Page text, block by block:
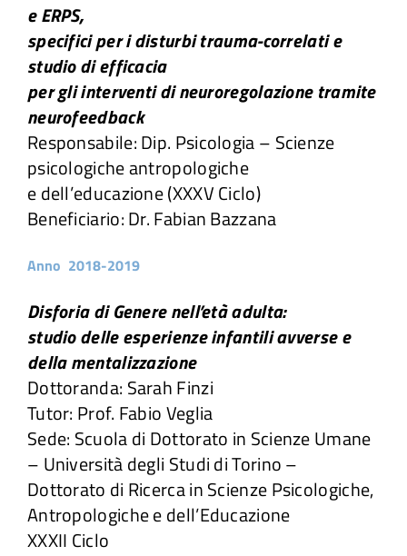
Attività
Ricerche
Convegni e articoli
e ERPS,
specifici per i disturbi trauma-correlati e
studio di efficacia
per gli interventi di neuroregolazione tramite
neurofeedback
Responsabile: Dip. Psicologia – Scienze
psicologiche antropologiche
e dell’educazione (XXXV Ciclo)
Beneficiario: Dr. Fabian Bazzana
Anno 2018-2019
Disforia di Genere nell’età adulta:
studio delle esperienze infantili avverse e
della mentalizzazione
Dottoranda: Sarah Finzi
Tutor: Prof. Fabio Veglia
Sede: Scuola di Dottorato in Scienze Umane
– Università degli Studi di Torino –
Dottorato di Ricerca in Scienze Psicologiche,
Antropologiche e dell’Educazione
XXXII Ciclo